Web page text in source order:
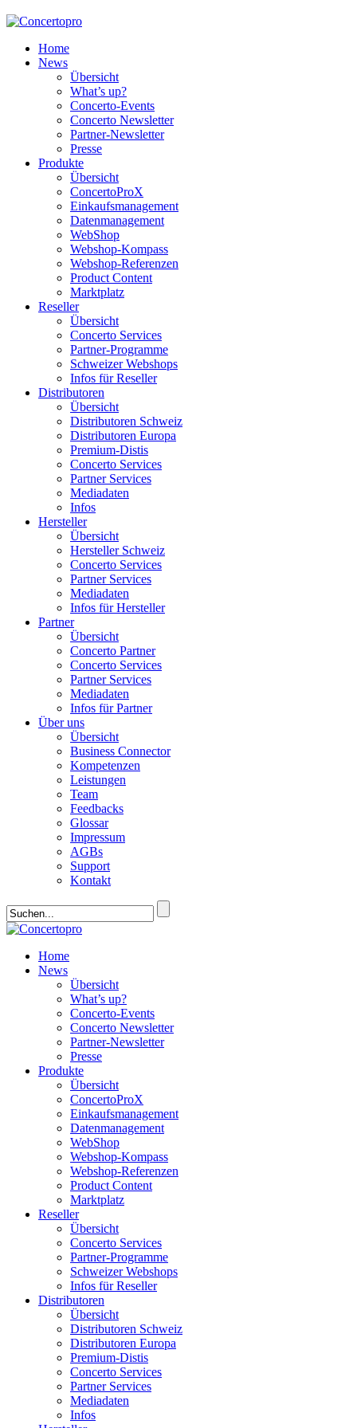
Home
News
Übersicht
What’s up?
Concerto-Events
Concerto Newsletter
Partner-Newsletter
Presse
Produkte
Übersicht
ConcertoProX
Einkaufsmanagement
Datenmanagement
WebShop
Webshop-Kompass
Webshop-Referenzen
Product Content
Marktplatz
Reseller
Übersicht
Concerto Services
Partner-Programme
Schweizer Webshops
Infos für Reseller
Distributoren
Übersicht
Distributoren Schweiz
Distributoren Europa
Premium-Distis
Concerto Services
Partner Services
Mediadaten
Infos
Hersteller
Übersicht
Hersteller Schweiz
Concerto Services
Partner Services
Mediadaten
Infos für Hersteller
Partner
Übersicht
Concerto Partner
Concerto Services
Partner Services
Mediadaten
Infos für Partner
Über uns
Übersicht
Business Connector
Kompetenzen
Leistungen
Team
Feedbacks
Glossar
Impressum
AGBs
Support
Kontakt
Home
News
Übersicht
What’s up?
Concerto-Events
Concerto Newsletter
Partner-Newsletter
Presse
Produkte
Übersicht
ConcertoProX
Einkaufsmanagement
Datenmanagement
WebShop
Webshop-Kompass
Webshop-Referenzen
Product Content
Marktplatz
Reseller
Übersicht
Concerto Services
Partner-Programme
Schweizer Webshops
Infos für Reseller
Distributoren
Übersicht
Distributoren Schweiz
Distributoren Europa
Premium-Distis
Concerto Services
Partner Services
Mediadaten
Infos